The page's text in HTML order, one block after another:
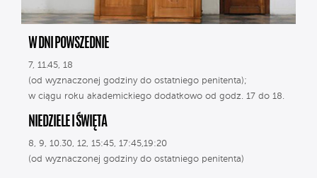
W DNI POWSZEDNIE
7, 11.45, 18
(od wyznaczonej godziny do ostatniego penitenta);
w ciągu roku akademickiego dodatkowo od godz. 17 do 18.
NIEDZIELE I ŚWIĘTA
8, 9, 10.30, 12, 15:45, 17:45,19:20
(od wyznaczonej godziny do ostatniego penitenta)